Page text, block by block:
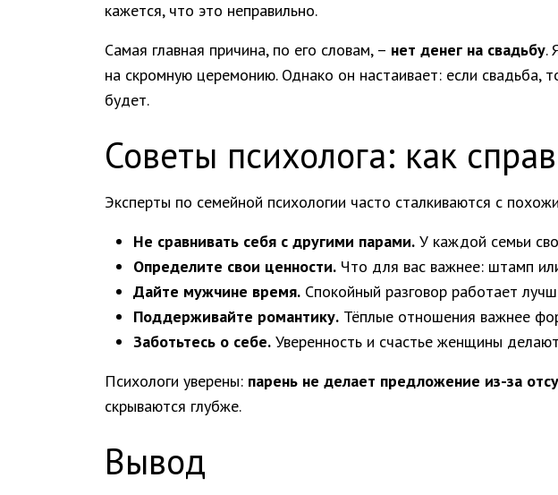
кажется, что это неправильно.
Самая главная причина, по его словам, – нет денег на свадьбу.
на скромную церемонию. Однако он настаивает: если свадьба,
будет.
Советы психолога: как
Эксперты по семейной психологии часто сталкиваются с
Не сравнивать себя с другими парами. У каждой семьи
Определите свои ценности. Что для вас важнее: штамп
Дайте мужчине время. Спокойный разговор работает
Поддерживайте романтику. Тёплые отношения важнее
Заботьтесь о себе. Уверенность и счастье женщины
Психологи уверены: парень не делает предложение из-за
скрываются глубже.
Вывод